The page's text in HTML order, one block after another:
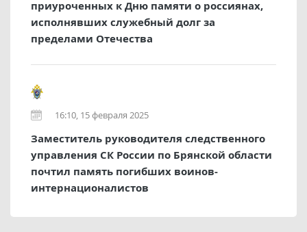
приуроченных к Дню памяти о россиянах,
исполнявших служебный долг за
пределами Отечества
16:10, 15 февраля 2025
Заместитель руководителя следственного
управления СК России по Брянской области
почтил память погибших воинов-
интернационалистов